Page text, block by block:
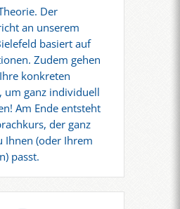
Der
an unserem
basiert auf
Zudem gehen
konkreten
um ganz individuell
Am Ende entsteht
der ganz
Ihnen (oder Ihrem
passt.